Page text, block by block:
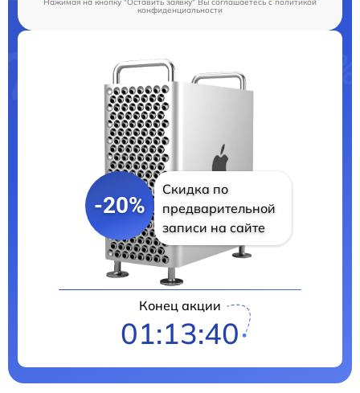
конфиденциальности
-20%
Скидка по
предварительной
записи на сайте
Конец акции
01:13:40